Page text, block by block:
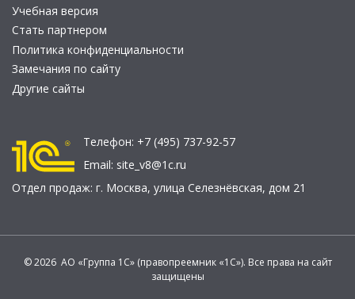
Учебная версия
Стать партнером
Политика конфиденциальности
Замечания по сайту
Другие сайты
Телефон: +7 (495) 737-92-57
Email: site_v8@1c.ru
Отдел продаж: г. Москва, улица Селезнёвская, дом 21
© 2026 АО «Группа 1С» (правопреемник «1С»). Все права на сайт
защищены